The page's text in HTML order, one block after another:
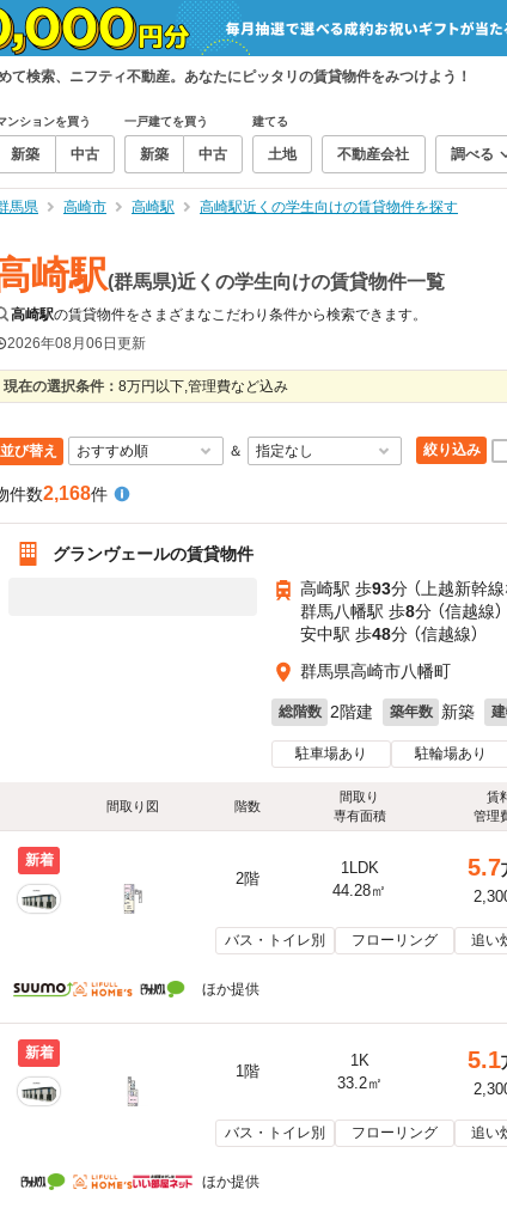
検索、ニフティ不動産。あなたにピッタリの賃貸物件をみつけよう！
ンションを買う
新築 中古
一戸建てを買う
新築 中古
建てる
土地 不動産会社 調べる
馬県 高崎市 高崎駅 高崎駅近くの学生向けの賃貸物件を探す
崎駅(群馬県)近くの学生向けの賃貸物件一覧
高崎駅の賃貸物件をさまざまなこだわり条件から検索できます。
2026年08月06日更新
現在の選択条件： 8万円以下,管理費など込み
並び替え ＆ 絞り込み
件数2,168件
グランヴェールの賃貸物件
高崎駅 歩93分 （上越新幹線
群馬八幡駅 歩8分 （信越線）
安中駅 歩48分 （信越線）
群馬県高崎市八幡町
総階数 2階建 築年数 新築
駐車場あり 駐輪場あり
間取り図 階数
間取り
専有面積
賃
管理
新着
2階
1LDK
44.28㎡
5.7
バス・トイレ別 フローリング 追い
ほか提供
新着
1階
1K
33.2㎡
5.1
バス・トイレ別 フローリング 追い
ほか提供